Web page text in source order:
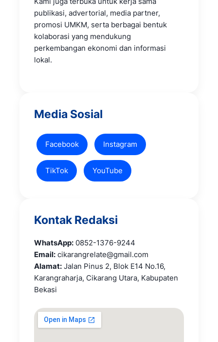
publikasi, advertorial, media partner,
promosi UMKM, serta berbagai bentuk
kolaborasi yang mendukung
perkembangan ekonomi dan informasi
lokal.
Media Sosial
Facebook Instagram
TikTok YouTube
Kontak Redaksi
WhatsApp: 0852-1376-9244
Email: cikarangrelate@gmail.com
Alamat: Jalan Pinus 2, Blok E14 No.16,
Karangraharja, Cikarang Utara, Kabupaten
Bekasi